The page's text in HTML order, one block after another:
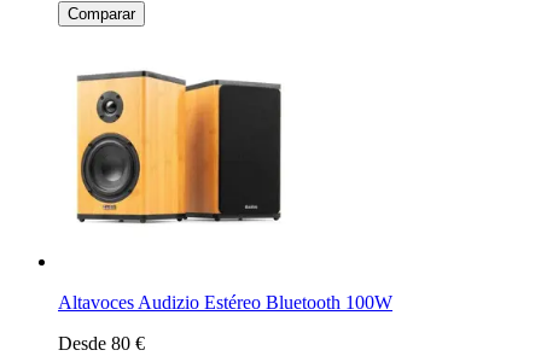
Comparar
Altavoces Audizio Estéreo Bluetooth 100W
Desde 80 €